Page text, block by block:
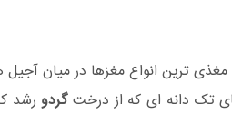
ترین انواع مغزها در میان
تک دانه ای که از درختگردو رشد